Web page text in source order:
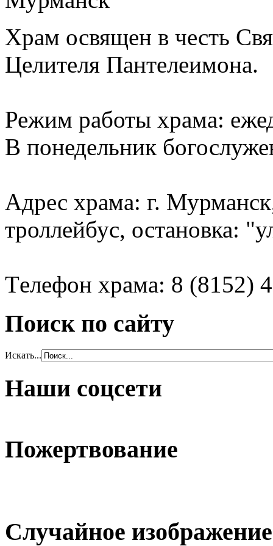
Храм освящен в честь
Целителя Пантелеимона.
Режим работы храма:
В понедельник
Адрес храма: г.
троллейбус, остановка:
Tелефон храма: 8 (8152)
Поиск по сайту
Искать...
Наши соцсети
Пожертвование
Случайное изображение